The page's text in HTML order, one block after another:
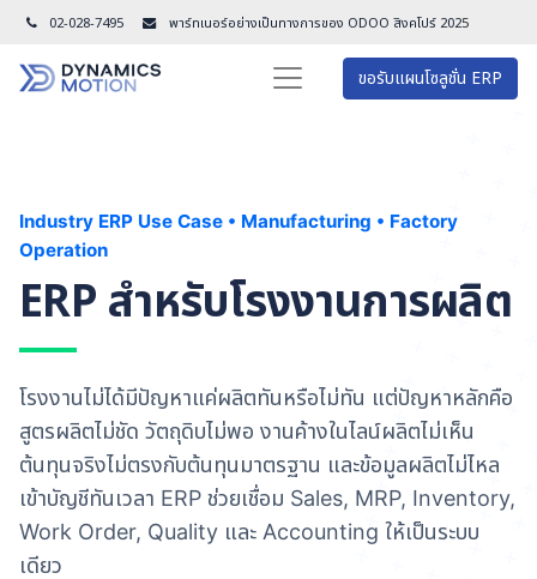
02-028-7495 พาร์ทเนอร์อย่างเป็นทางการของ ODOO สิงคโปร์ 2025
ขอรับแผนโซลูชั่น ERP
Industry ERP Use Case • Manufacturing • Factory
Operation
ERP สำหรับโรงงานการผลิต
โรงงานไม่ได้มีปัญหาแค่ผลิตทันหรือไม่ทัน แต่ปัญหาหลักคือ
สูตรผลิตไม่ชัด วัตถุดิบไม่พอ งานค้างในไลน์ผลิตไม่เห็น
ต้นทุนจริงไม่ตรงกับต้นทุนมาตรฐาน และข้อมูลผลิตไม่ไหล
เข้าบัญชีทันเวลา ERP ช่วยเชื่อม Sales, MRP, Inventory,
Work Order, Quality และ Accounting ให้เป็นระบบ
เดียว